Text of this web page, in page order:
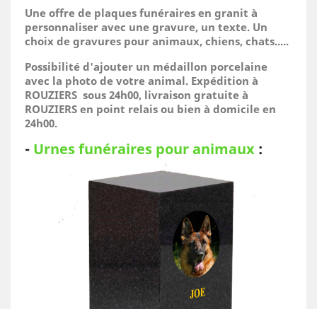
Une offre de plaques funéraires en granit à
personnaliser avec une gravure, un texte. Un
choix de gravures pour animaux, chiens, chats.....
Possibilité d'ajouter un médaillon porcelaine
avec la photo de votre animal. Expédition à
ROUZIERS sous 24h00, livraison gratuite à
ROUZIERS en point relais ou bien à domicile en
24h00.
- Urnes funéraires pour animaux :